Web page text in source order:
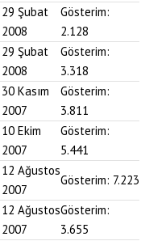
29 Şubat
2008
Gösterim:
2.128
29 Şubat
2008
Gösterim:
3.318
30 Kasım
2007
Gösterim:
3.811
10 Ekim
2007
Gösterim:
5.441
12 Ağustos
2007
Gösterim: 7.223
12 Ağustos
2007
Gösterim:
3.655